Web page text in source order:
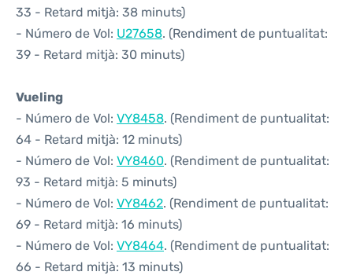
33 - Retard mitjà: 38 minuts)
- Número de Vol: U27658. (Rendiment de puntualitat:
39 - Retard mitjà: 30 minuts)
Vueling
- Número de Vol: VY8458. (Rendiment de puntualitat:
64 - Retard mitjà: 12 minuts)
- Número de Vol: VY8460. (Rendiment de puntualitat:
93 - Retard mitjà: 5 minuts)
- Número de Vol: VY8462. (Rendiment de puntualitat:
69 - Retard mitjà: 16 minuts)
- Número de Vol: VY8464. (Rendiment de puntualitat:
66 - Retard mitjà: 13 minuts)